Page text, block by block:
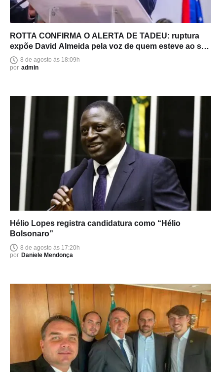
ROTTA CONFIRMA O ALERTA DE TADEU: ruptura
expõe David Almeida pela voz de quem esteve ao seu
lado8 de agosto às 18:09h
por admin
Hélio Lopes registra candidatura como “Hélio
Bolsonaro”
8 de agosto às 17:20h
por Daniele Mendonça